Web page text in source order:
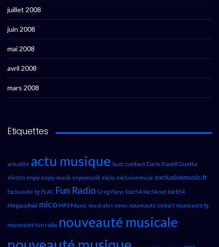
juillet 2008
juin 2008
mai 2008
avril 2008
mars 2008
Étiquettes
actualité actu musique buzz contact Dario David Guetta
electro enjoy enjoy-musik enjoymusik exclu exclusivemusic exclusivemusic.fr
Exclusivité fg FLAC Fun Radio Greg Parys loic54 loic54.net loicb54
Megaupload mico MP3 Music musicales news nouveauté contact nouveauté fg
nouveauté fun radio nouveauté musicale